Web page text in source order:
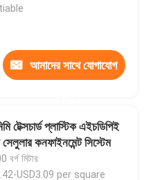
আমাদের সাথে যোগাযোগ
টেক্সচার্ড প্লাস্টিক এইচডিপিই
কনফাইনমেন্ট সিস্টেম
মিটার
USD3.09 per square